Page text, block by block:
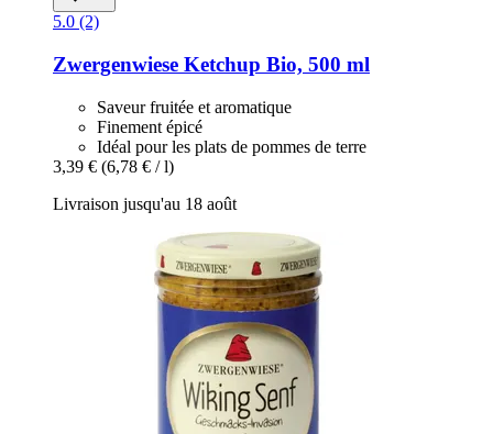
5.0 (2)
Zwergenwiese Ketchup Bio, 500 ml
Saveur fruitée et aromatique
Finement épicé
Idéal pour les plats de pommes de terre
3,39 € (6,78 € / l)
Livraison jusqu'au 18 août